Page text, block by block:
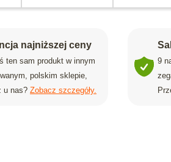
najniższej ceny
ten sam produkt w innym
polskim sklepie,
u nas? Zobacz szczegóły.
9